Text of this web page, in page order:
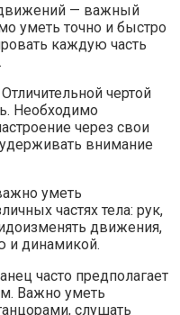
— важный
уметь точно и быстро
каждую часть
Отличительной чертой
Необходимо
через свои
внимание
уметь
частях тела: рук,
движения,
и динамикой.
часто предполагает
Важно уметь
слушать